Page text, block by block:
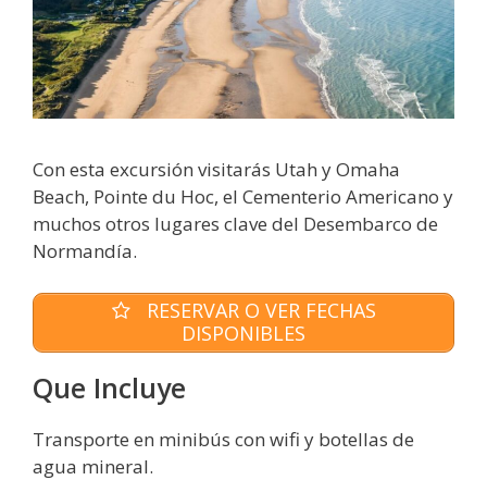
Con esta excursión visitarás Utah y Omaha
Beach, Pointe du Hoc, el Cementerio Americano y
muchos otros lugares clave del Desembarco de
Normandía.
RESERVAR O VER FECHAS
DISPONIBLES
Que Incluye
Transporte en minibús con wifi y botellas de
agua mineral.